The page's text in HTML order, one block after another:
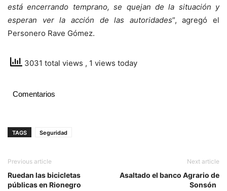
está encerrando temprano, se quejan de la situación y
esperan ver la acción de las autoridades”, agregó el
Personero Rave Gómez.
3031 total views , 1 views today
Comentarios
TAGS Seguridad
Previous article
Ruedan las bicicletas
públicas en Rionegro
Next article
Asaltado el banco Agrario de
Sonsón